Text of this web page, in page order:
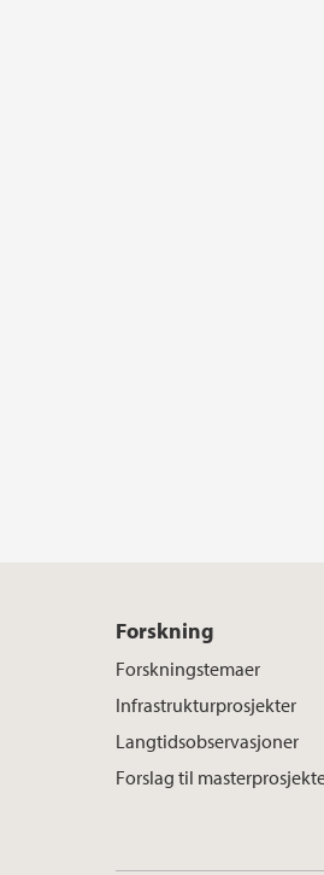
Forskning
Forskningstemaer
Infrastrukturprosjekter
Langtidsobservasjoner
Forslag til